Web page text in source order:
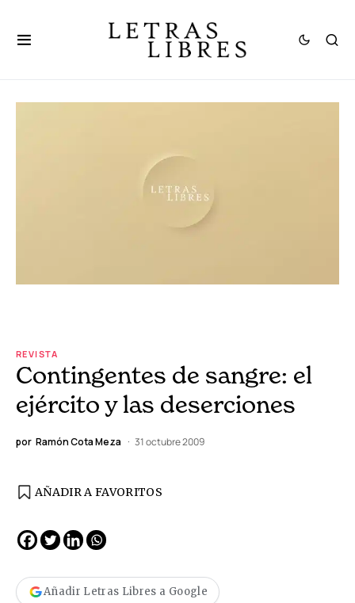
REVISTA
Contingentes de sangre: el
ejército y las deserciones
por Ramón Cota Meza 31 octubre 2009
AÑADIR A FAVORITOS
Añadir Letras Libres a Google